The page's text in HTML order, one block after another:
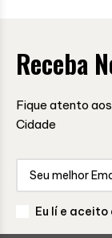
Receba
Fique atento
Cidade
Eu lí e aceito